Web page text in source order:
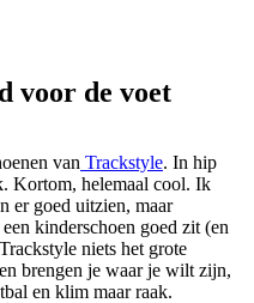
voor de voet
van Trackstyle. In hip
Kortom, helemaal cool. Ik
er goed uitzien, maar
kinderschoen goed zit (en
niets het grote
brengen je waar je wilt zijn,
en klim maar raak.